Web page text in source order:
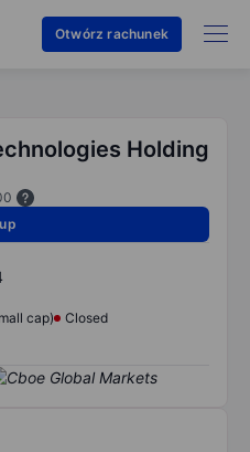
Otwórz rachunek
Holding
cap)
Closed